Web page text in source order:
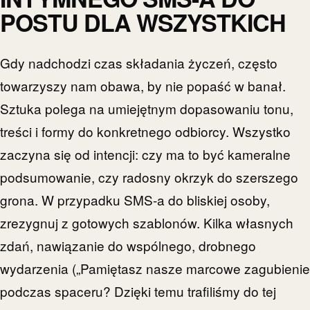
POSTU DLA WSZYSTKICH
Gdy nadchodzi czas składania życzeń, często
towarzyszy nam obawa, by nie popaść w banał.
Sztuka polega na umiejętnym dopasowaniu tonu,
treści i formy do konkretnego odbiorcy. Wszystko
zaczyna się od intencji: czy ma to być kameralne
podsumowanie, czy radosny okrzyk do szerszego
grona. W przypadku SMS-a do bliskiej osoby,
zrezygnuj z gotowych szablonów. Kilka własnych
zdań, nawiązanie do wspólnego, drobnego
wydarzenia („Pamiętasz nasze marcowe zagubienie
podczas spaceru? Dzięki temu trafiliśmy do tej